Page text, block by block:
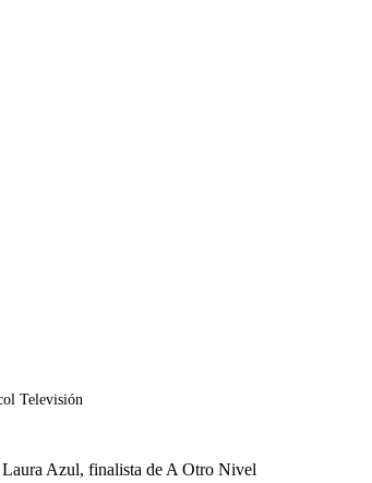
Televisión
Laura Azul, finalista de A Otro Nivel